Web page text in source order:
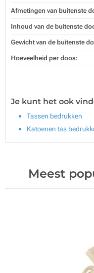
Afmetingen van buitenste
Inhoud van de buitenste
Gewicht van de buitenste
Hoeveelheid per doos:
Je kunt het ook
Tassen bedrukken
Katoenen tas
Meest